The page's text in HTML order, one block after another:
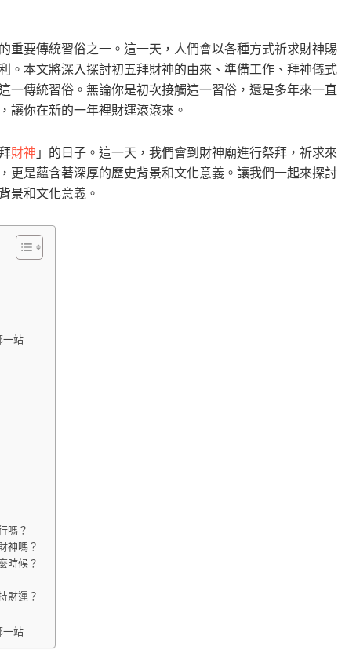
重要傳統習俗之一。這一天，人們會以各種方式祈求財神賜
。本文將深入探討初五拜財神的由來、準備工作、拜神儀式
一傳統習俗。無論你是初次接觸這一習俗，還是多年來一直
讓你在新的一年裡財運滾滾來。
財神 」的日子。這一天，我們會到財神廟進行祭拜，祈求來
更是蘊含著深厚的歷史背景和文化意義。讓我們一起來探討
景和文化意義。
一站
嗎？
神嗎？
時候？
財運？
一站